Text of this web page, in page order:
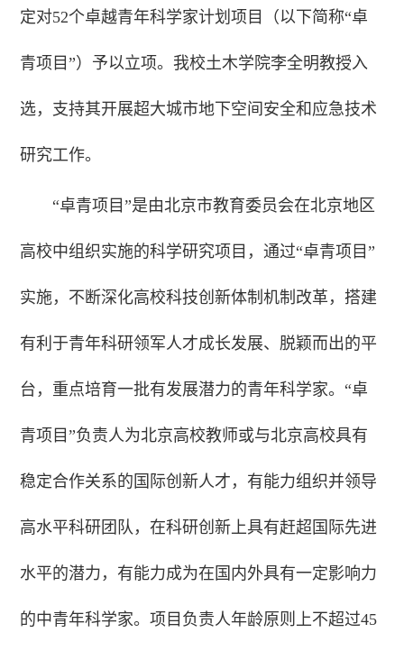
定对52个卓越青年科学家计划项目（以下简称“卓
青项目”）予以立项。我校土木学院李全明教授入
选，支持其开展超大城市地下空间安全和应急技术
研究工作。
“卓青项目”是由北京市教育委员会在北京地区
高校中组织实施的科学研究项目，通过“卓青项目”
实施，不断深化高校科技创新体制机制改革，搭建
有利于青年科研领军人才成长发展、脱颖而出的平
台，重点培育一批有发展潜力的青年科学家。“卓
青项目”负责人为北京高校教师或与北京高校具有
稳定合作关系的国际创新人才，有能力组织并领导
高水平科研团队，在科研创新上具有赶超国际先进
水平的潜力，有能力成为在国内外具有一定影响力
的中青年科学家。项目负责人年龄原则上不超过45